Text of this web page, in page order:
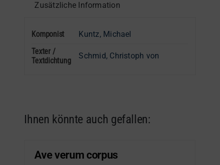
Zusätzliche Information
Komponist
Kuntz, Michael
Texter /
Textdichtung
Schmid, Christoph von
Ihnen könnte auch gefallen:
Ave verum corpus